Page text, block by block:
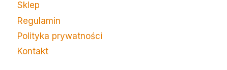
Sklep
Regulamin
Polityka prywatności
Kontakt